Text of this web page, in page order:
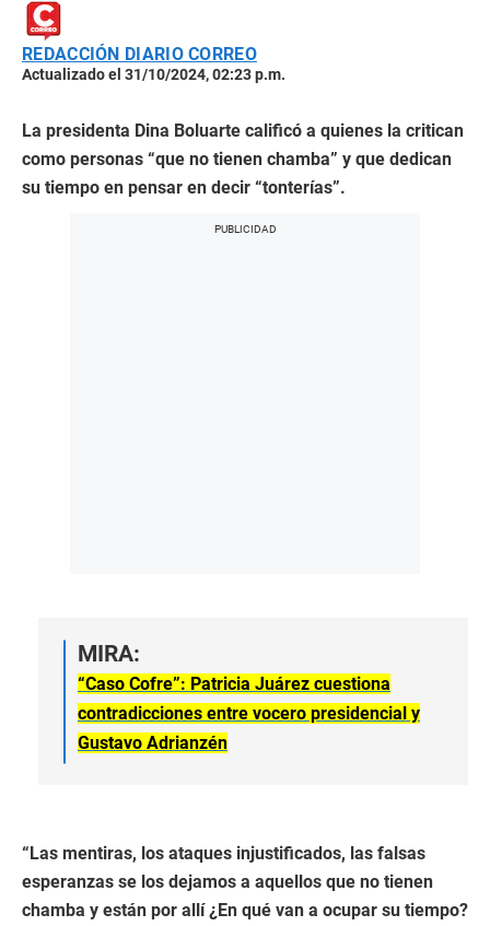
REDACCIÓN DIARIO CORREO
Actualizado el 31/10/2024, 02:23 p.m.
La presidenta Dina Boluarte calificó a quienes la critican
como personas “que no tienen chamba” y que dedican
su tiempo en pensar en decir “tonterías”.
MIRA:
“Caso Cofre”: Patricia Juárez cuestiona
contradicciones entre vocero presidencial y
Gustavo Adrianzén
“Las mentiras, los ataques injustificados, las falsas
esperanzas se los dejamos a aquellos que no tienen
chamba y están por allí ¿En qué van a ocupar su tiempo?